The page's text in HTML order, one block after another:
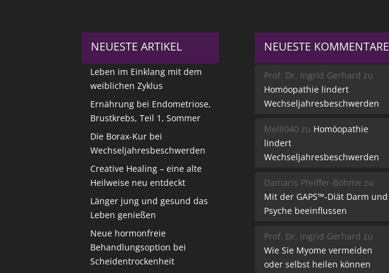
NEUESTE ARTIKEL
Leben im Einklang mit dem
weiblichen Zyklus
Ernährung bei Endometriose,
Brustkrebs, Teil 1, Sommer
Die Borax-Kur bei
Wechseljahresbeschwerden
Creative Healing – eine alte
Heilweise neu entdeckt
Länger jung und gesund das
Leben genießen
Neue hormonfreie
Behandlungsoption bei
Scheidentrockenheit
NEUESTE KOMMENTARE
Prof. Dr. Ingrid Gerhard zu
Homöopathie lindert
Wechseljahresbeschwerden
Melli040 zu Homöopathie
lindert
Wechseljahresbeschwerden
Damaris Pfeiffer-Böhme zu
Mit der GAPS™-Diät Darm und
Psyche beeinflussen
Prof. Dr. Ingrid Gerhard zu
Wie Sie Myome vermeiden
oder selbst heilen können